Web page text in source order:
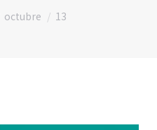
octubre 13